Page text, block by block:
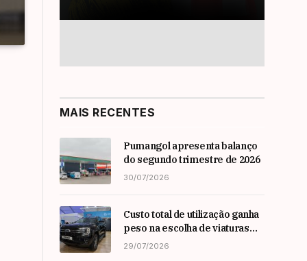
MAIS RECENTES
Pumangol apresenta balanço
do segundo trimestre de 2026
30/07/2026
Custo total de utilização ganha
peso na escolha de viaturas
em angola
29/07/2026